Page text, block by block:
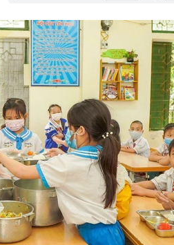
hiện 'kho báu' gồm 1.000 đồng tiền vàng và
ngăn bí mật - giá trị hơn 18 tỷ đồng
có phong thuỷ không thuận lợi
Việt Nam đông nhất 7 tháng đầu năm,
gần 6 lần Ấn Độ
thường chọn quả to, người trong
trước
1h an ủi khách: 7 năm sau ở khách sạn 5
thương gia
như phụ nữ 30, bác sĩ kinh ngạc khi
của NSND Tự Long
chuyên gia dự báo đỉnh mới
hơn 42.200 tỷ đồng gửi ngân hàng